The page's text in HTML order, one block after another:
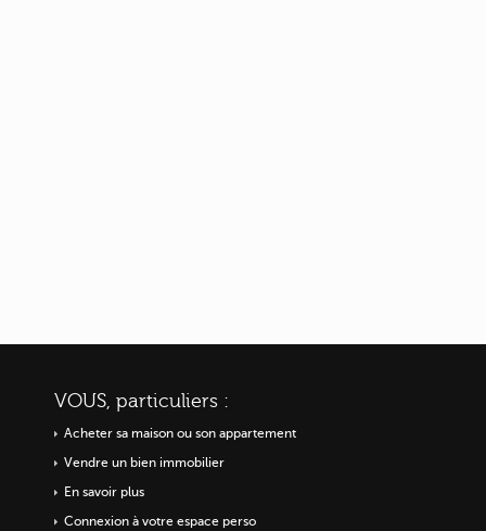
VOUS, particuliers :
Acheter sa maison ou son appartement
Vendre un bien immobilier
En savoir plus
Connexion à votre espace perso